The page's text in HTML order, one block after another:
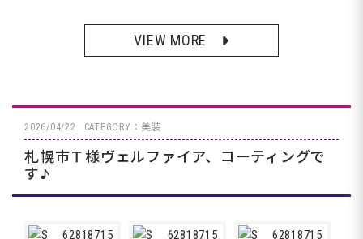
VIEW MORE
2026/04/22 CATEGORY：美装
札幌市Ｔ様ヴェルファイア、コーティングで
す♪